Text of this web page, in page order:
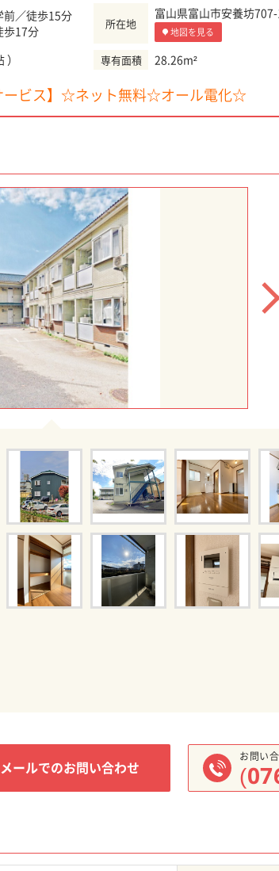
前／徒歩15分
歩17分
所在地
富山県富山市安養坊
地図を見る
専有面積 28.26m²
ービス】☆ネット無料☆オール電化☆
メールでのお問い合わせ
お問い